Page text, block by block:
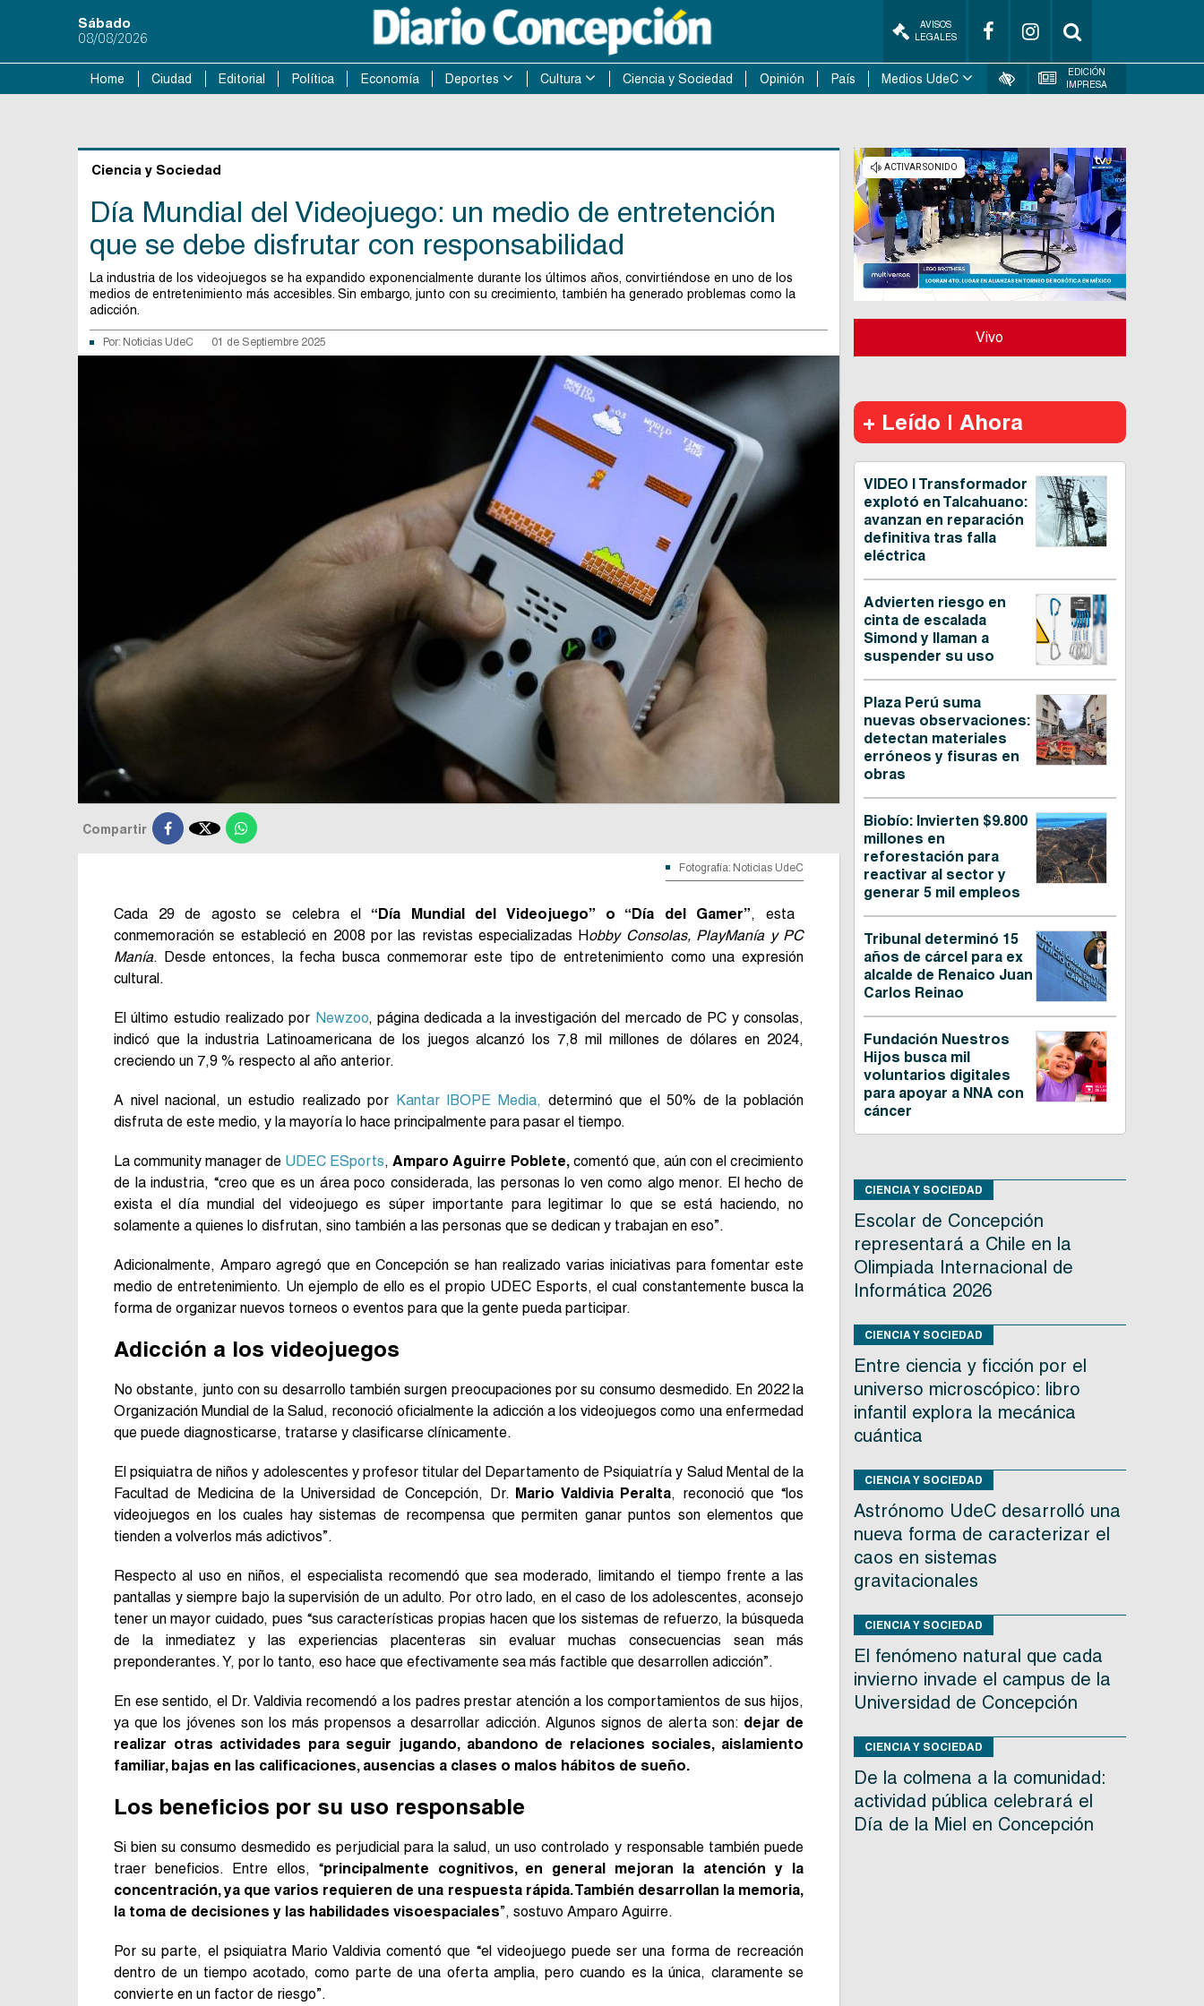
Sábado
08/08/2026
AVISOS
LEGALES
Home Ciudad Editorial Política Economía Deportes Cultura Ciencia y Sociedad Opinión País Medios UdeC
EDICIÓN
IMPRESA
Ciencia y Sociedad
Día Mundial del Videojuego: un medio de entretención
que se debe disfrutar con responsabilidad
La industria de los videojuegos se ha expandido exponencialmente durante los últimos años, convirtiéndose en uno de los
medios de entretenimiento más accesibles. Sin embargo, junto con su crecimiento, también ha generado problemas como la
adicción.
Por: Noticias UdeC 01 de Septiembre 2025
Compartir 
Fotografía: Noticias UdeC
Cada 29 de agosto se celebra el “Día Mundial del Videojuego” o “Día del Gamer”, esta
conmemoración se estableció en 2008 por las revistas especializadas Hobby Consolas, PlayManía y PC
Manía. Desde entonces, la fecha busca conmemorar este tipo de entretenimiento como una expresión
cultural.
El último estudio realizado por Newzoo, página dedicada a la investigación del mercado de PC y consolas,
indicó que la industria Latinoamericana de los juegos alcanzó los 7,8 mil millones de dólares en 2024,
creciendo un 7,9 % respecto al año anterior.
A nivel nacional, un estudio realizado por Kantar IBOPE Media, determinó que el 50% de la población
disfruta de este medio, y la mayoría lo hace principalmente para pasar el tiempo.
La community manager de UDEC ESports,Amparo Aguirre Poblete,comentó que, aún con el crecimiento
de la industria, “creo que es un área poco considerada, las personas lo ven como algo menor. El hecho de
exista el día mundial del videojuego es súper importante para legitimar lo que se está haciendo, no
solamente a quienes lo disfrutan, sino también a las personas que se dedican y trabajan en eso”.
Adicionalmente, Amparo agregó que en Concepción se han realizado varias iniciativas para fomentar este
medio de entretenimiento. Un ejemplo de ello es el propio UDEC Esports, el cual constantemente busca la
forma de organizar nuevos torneos o eventos para que la gente pueda participar.
Adicción a los videojuegos
No obstante, junto con su desarrollo también surgen preocupaciones por su consumo desmedido. En 2022 la
Organización Mundial de la Salud, reconoció oficialmente la adicción a los videojuegos como una enfermedad
que puede diagnosticarse, tratarse y clasificarse clínicamente.
El psiquiatra de niños y adolescentes y profesor titular del Departamento de Psiquiatría y Salud Mental de la
Facultad de Medicina de la Universidad de Concepción, Dr. Mario Valdivia Peralta, reconoció que “los
videojuegos en los cuales hay sistemas de recompensa que permiten ganar puntos son elementos que
tienden a volverlos más adictivos”.
Respecto al uso en niños, el especialista recomendó que sea moderado, limitando el tiempo frente a las
pantallas y siempre bajo la supervisión de un adulto. Por otro lado, en el caso de los adolescentes, aconsejo
tener un mayor cuidado, pues “sus características propias hacen que los sistemas de refuerzo, la búsqueda
de la inmediatez y las experiencias placenteras sin evaluar muchas consecuencias sean más
preponderantes. Y, por lo tanto, eso hace que efectivamente sea más factible que desarrollen adicción”.
En ese sentido, el Dr. Valdivia recomendó a los padres prestar atención a los comportamientos de sus hijos,
ya que los jóvenes son los más propensos a desarrollar adicción. Algunos signos de alerta son: dejar de
realizar otras actividades para seguir jugando, abandono de relaciones sociales, aislamiento
familiar, bajas en las calificaciones, ausencias a clases o malos hábitos de sueño.
Los beneficios por su uso responsable
Si bien su consumo desmedido es perjudicial para la salud, un uso controlado y responsable también puede
traer beneficios. Entre ellos, “principalmente cognitivos, en general mejoran la atención y la
concentración, ya que varios requieren de una respuesta rápida. También desarrollan la memoria,
la toma de decisiones y las habilidades visoespaciales”, sostuvo Amparo Aguirre.
Por su parte, el psiquiatra Mario Valdivia comentó que “el videojuego puede ser una forma de recreación
dentro de un tiempo acotado, como parte de una oferta amplia, pero cuando es la única, claramente se
convierte en un factor de riesgo”.
Vivo
+ Leído | Ahora
VIDEO | Transformador
explotó en Talcahuano:
avanzan en reparación
definitiva tras falla
eléctrica
Advierten riesgo en
cinta de escalada
Simond y llaman a
suspender su uso
Plaza Perú suma
nuevas observaciones:
detectan materiales
erróneos y fisuras en
obras
Biobío: Invierten $9.800
millones en
reforestación para
reactivar al sector y
generar 5 mil empleos
Tribunal determinó 15
años de cárcel para ex
alcalde de Renaico Juan
Carlos Reinao
Fundación Nuestros
Hijos busca mil
voluntarios digitales
para apoyar a NNA con
cáncer
CIENCIA Y SOCIEDAD
Escolar de Concepción
representará a Chile en la
Olimpiada Internacional de
Informática 2026
CIENCIA Y SOCIEDAD
Entre ciencia y ficción por el
universo microscópico: libro
infantil explora la mecánica
cuántica
CIENCIA Y SOCIEDAD
Astrónomo UdeC desarrolló una
nueva forma de caracterizar el
caos en sistemas
gravitacionales
CIENCIA Y SOCIEDAD
El fenómeno natural que cada
invierno invade el campus de la
Universidad de Concepción
CIENCIA Y SOCIEDAD
De la colmena a la comunidad:
actividad pública celebrará el
Día de la Miel en Concepción